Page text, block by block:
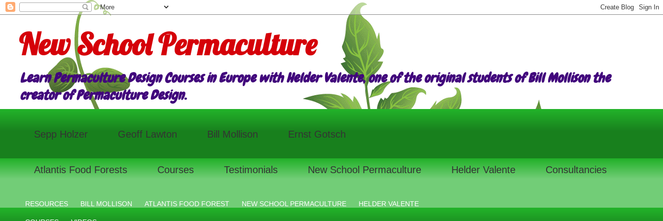
New School Permaculture
Learn Permaculture Design Courses in Europe with Helder Valente, one of the original students of Bill Mollison the
creator of Permaculture Design.
Sepp Holzer Geoff Lawton Bill Mollison Ernst Gotsch
Atlantis Food Forests Courses Testimonials New School Permaculture Helder Valente Consultancies
RESOURCES BILL MOLLISON ATLANTIS FOOD FOREST NEW SCHOOL PERMACULTURE HELDER VALENTE